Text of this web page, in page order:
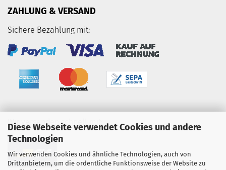
Diese Webseite verwendet Cookies und andere
Technologien
Wir verwenden Cookies und ähnliche Technologien, auch von
Drittanbietern, um die ordentliche Funktionsweise der Website zu
ZAHLUNG & VERSAND
Sichere Bezahlung mit:
Wir versenden schnell mit: